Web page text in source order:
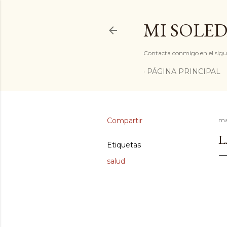
MI
Contacta conmigo en el
PÁGINA PRINCIPAL
Compartir
Etiquetas
salud